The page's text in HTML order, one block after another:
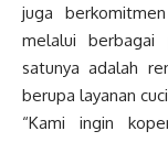
juga
melalui berbagai
satunya adalah
berupa layanan
“Kami ingin